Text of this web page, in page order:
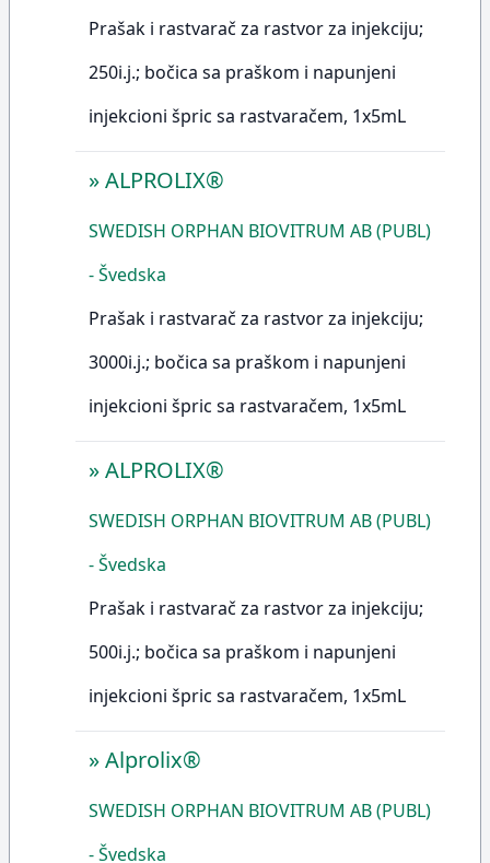
Prašak i rastvarač za rastvor za injekciju;
250i.j.; bočica sa praškom i napunjeni
injekcioni špric sa rastvaračem, 1x5mL
»ALPROLIX®
SWEDISH ORPHAN BIOVITRUM AB (PUBL)
- Švedska
Prašak i rastvarač za rastvor za injekciju;
3000i.j.; bočica sa praškom i napunjeni
injekcioni špric sa rastvaračem, 1x5mL
»ALPROLIX®
SWEDISH ORPHAN BIOVITRUM AB (PUBL)
- Švedska
Prašak i rastvarač za rastvor za injekciju;
500i.j.; bočica sa praškom i napunjeni
injekcioni špric sa rastvaračem, 1x5mL
»Alprolix®
SWEDISH ORPHAN BIOVITRUM AB (PUBL)
- Švedska